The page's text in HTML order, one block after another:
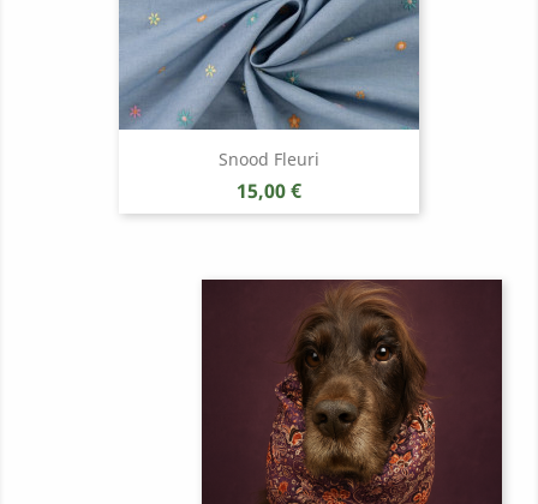
Snood Fleuri
Prix
15,00 €